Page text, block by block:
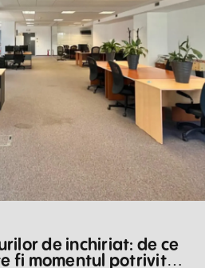
de inchiriat: de ce
fi momentul potrivit